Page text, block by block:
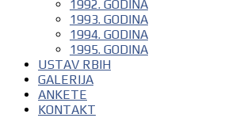
1992. GODINA
1993. GODINA
1994. GODINA
1995. GODINA
USTAV RBIH
GALERIJA
ANKETE
KONTAKT